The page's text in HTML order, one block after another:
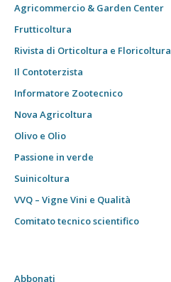
Agricommercio & Garden Center
Frutticoltura
Rivista di Orticoltura e Floricoltura
Il Contoterzista
Informatore Zootecnico
Nova Agricoltura
Olivo e Olio
Passione in verde
Suinicoltura
VVQ – Vigne Vini e Qualità
Comitato tecnico scientifico
Abbonati